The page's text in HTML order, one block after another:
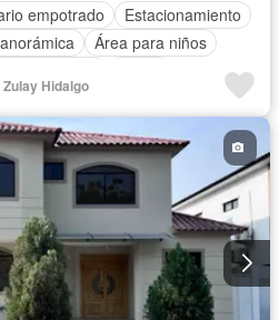
empotrado
Estacionamiento
Área para niños
amoblado
Hidalgo